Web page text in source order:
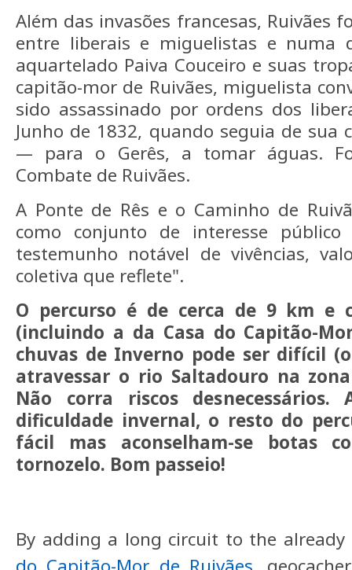
Além das invasões francesas, Ruivães
entre liberais e miguelistas e numa
aquartelado Paiva Couceiro e suas
capitão-mor de Ruivães, miguelista
sido assassinado por ordens dos
Junho de 1832, quando seguia de sua
— para o Gerês, a tomar águas.
Combate de Ruivães.
A Ponte de Rês e o Caminho de
como conjunto de interesse público
testemunho notável de vivências,
coletiva que reflete".
O percurso é de cerca de 9 km e
(incluindo a da Casa do Capitão-
chuvas de Inverno pode ser difícil
atravessar o rio Saltadouro na
Não corra riscos desnecessários.
dificuldade invernal, o resto do
fácil mas aconselham-se botas
tornozelo. Bom passeio!
By adding a long circuit to the already